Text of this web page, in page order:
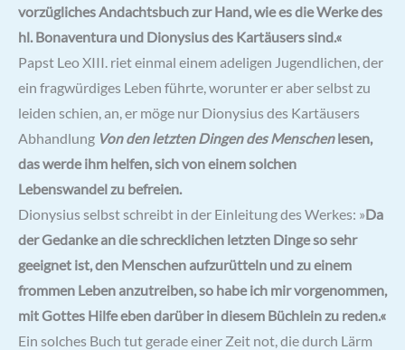
vorzügliches Andachtsbuch zur Hand, wie es die Werke des
hl. Bonaventura und Dionysius des Kartäusers sind.«
Papst Leo XIII. riet einmal einem adeligen Jugendlichen, der
ein fragwürdiges Leben führte, worunter er aber selbst zu
leiden schien, an, er möge nur Dionysius des Kartäusers
Abhandlung Von den letzten Dingen des Menschenlesen,
das werde ihm helfen, sich von einem solchen
Lebenswandel zu befreien.
Dionysius selbst schreibt in der Einleitung des Werkes: »Da
der Gedanke an die schrecklichen letzten Dinge so sehr
geeignet ist, den Menschen aufzurütteln und zu einem
frommen Leben anzutreiben, so habe ich mir vorgenommen,
mit Gottes Hilfe eben darüber in diesem Büchlein zu reden.«
Ein solches Buch tut gerade einer Zeit not, die durch Lärm